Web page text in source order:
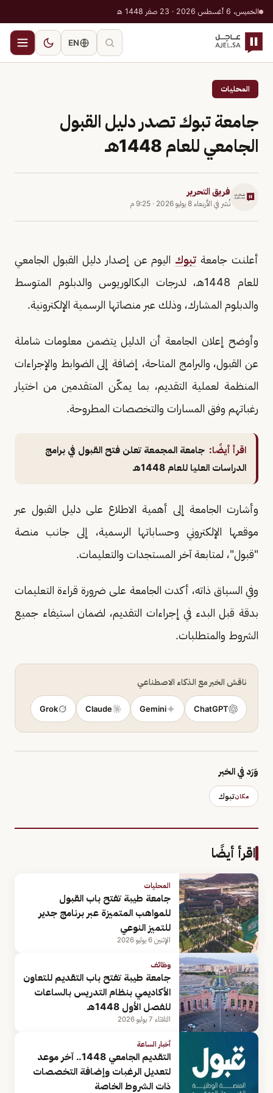
الخميس، 6 أغسطس 2026 · 23 صفر 1448 هـ
EN
المحليات
جامعة تبوك تصدر دليل القبول
الجامعي للعام 1448هـ
فريق التحرير
نُشر في الأربعاء 8 يوليو 2026 · 9:25 م
أعلنت جامعة تبوك اليوم عن إصدار دليل القبول الجامعي
للعام 1448هـ، لدرجات البكالوريوس والدبلوم المتوسط
والدبلوم المشارك، وذلك عبر منصاتها الرسمية الإلكترونية.
وأوضح إعلان الجامعة أن الدليل يتضمن معلومات شاملة
عن القبول، والبرامج المتاحة، إضافة إلى الضوابط والإجراءات
المنظمة لعملية التقديم، بما يمكّن المتقدمين من اختيار
رغباتهم وفق المسارات والتخصصات المطروحة.
اقرأ أيضًا: جامعة المجمعة تعلن فتح القبول في برامج
الدراسات العليا للعام 1448هـ
وأشارت الجامعة إلى أهمية الاطلاع على دليل القبول عبر
موقعها الإلكتروني وحساباتها الرسمية، إلى جانب منصة
"قبول"، لمتابعة آخر المستجدات والتعليمات.
وفي السياق ذاته، أكدت الجامعة على ضرورة قراءة التعليمات
بدقة قبل البدء في إجراءات التقديم، لضمان استيفاء جميع
الشروط والمتطلبات.
ناقش الخبر مع الذكاء الاصطناعي
ChatGPT
Gemini
Claude
Grok
وَرَد في الخبر
مكانتبوك
اقرأ أيضًا
المحليات
جامعة طيبة تفتح باب القبول
للمواهب المتميزة عبر برنامج جدير
للتميز النوعي
الإثنين 6 يوليو 2026
وظائف
جامعة طيبة تفتح باب التقديم للتعاون
الأكاديمي بنظام التدريس بالساعات
للفصل الأول 1448هـ
الثلاثاء 7 يوليو 2026
أخبار الساعة
التقديم الجامعي 1448.. آخر موعد
لتعديل الرغبات وإضافة التخصصات
ذات الشروط الخاصة